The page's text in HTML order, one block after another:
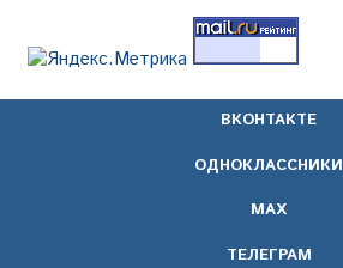
ВКОНТАКТЕ
ОДНОКЛАССНИКИ
МАХ
ТЕЛЕГРАМ